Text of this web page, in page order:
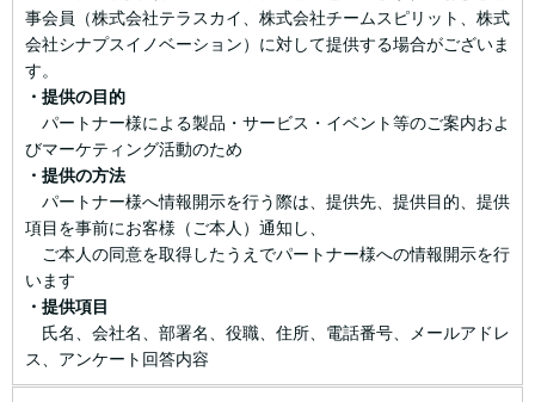
事会員（株式会社テラスカイ、株式会社チームスピリット、株式
会社シナプスイノベーション）に対して提供する場合がございま
す。
・提供の目的
パートナー様による製品・サービス・イベント等のご案内およ
びマーケティング活動のため
・提供の方法
パートナー様へ情報開示を行う際は、提供先、提供目的、提供
項目を事前にお客様（ご本人）通知し、
ご本人の同意を取得したうえでパートナー様への情報開示を行
います
・提供項目
氏名、会社名、部署名、役職、住所、電話番号、メールアドレ
ス、アンケート回答内容